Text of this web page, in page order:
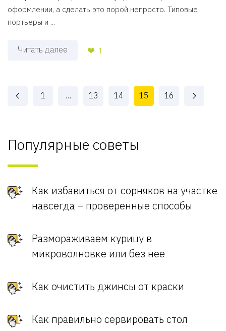
оформлении, а сделать это порой непросто. Типовые
портьеры и ...
Читать далее 1
1 … 13 14 15 16
Популярные советы
Как избавиться от сорняков на участке
навсегда – проверенные способы
Размораживаем курицу в
микроволновке или без нее
Как очистить джинсы от краски
Как правильно сервировать стол